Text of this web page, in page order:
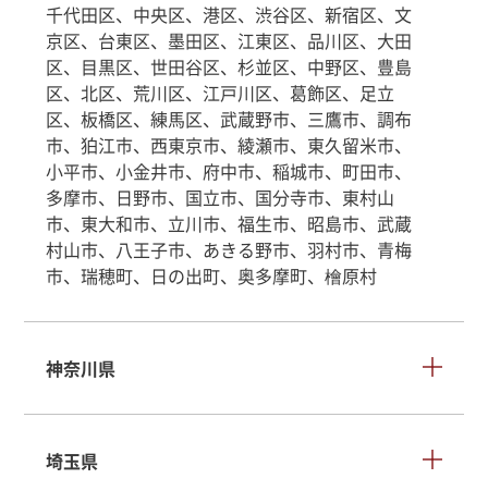
千代田区、中央区、港区、渋谷区、新宿区、文
京区、台東区、墨田区、江東区、品川区、大田
区、目黒区、世田谷区、杉並区、中野区、豊島
区、北区、荒川区、江戸川区、葛飾区、足立
区、板橋区、練馬区、武蔵野市、三鷹市、調布
市、狛江市、西東京市、綾瀬市、東久留米市、
小平市、小金井市、府中市、稲城市、町田市、
多摩市、日野市、国立市、国分寺市、東村山
市、東大和市、立川市、福生市、昭島市、武蔵
村山市、八王子市、あきる野市、羽村市、青梅
市、瑞穂町、日の出町、奥多摩町、檜原村
神奈川県
埼玉県